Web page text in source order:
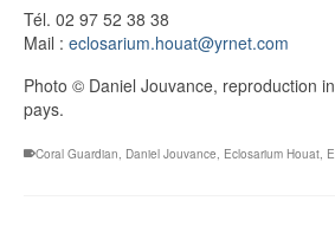
Tél. 02 97 52 38 38
Mail : eclosarium.houat@yrnet.com
Photo © Daniel Jouvance, reproduction
pays.
Coral Guardian, Daniel Jouvance, Eclosarium Houat,